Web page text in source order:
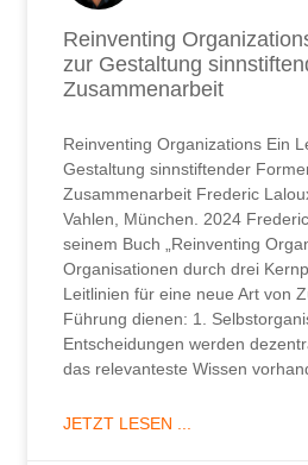
Reinventing
zur Gestaltung
Zusammenarbeit
Reinventing Organizations Ein
Gestaltung sinnstiftender
Zusammenarbeit Frederic
Vahlen, München. 2024
seinem Buch „Reinventing
Organisationen durch drei
Leitlinien für eine neue Art von
Führung dienen: 1.
Entscheidungen werden
das relevanteste Wissen
JETZT LESEN ...